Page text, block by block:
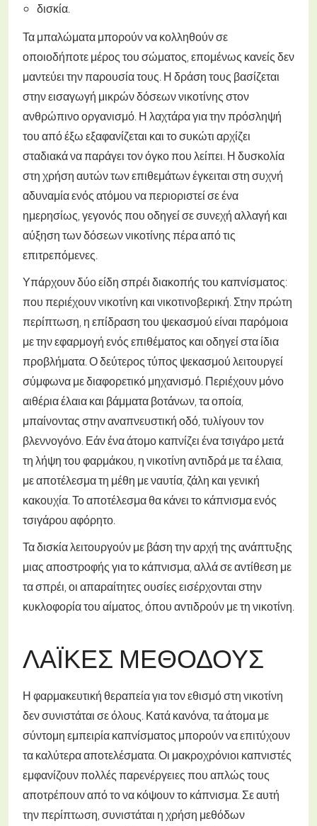
δισκία.
Τα μπαλώματα μπορούν να κολληθούν σε
οποιοδήποτε μέρος του σώματος, επομένως κανείς δεν
μαντεύει την παρουσία τους. Η δράση τους βασίζεται
στην εισαγωγή μικρών δόσεων νικοτίνης στον
ανθρώπινο οργανισμό. Η λαχτάρα για την πρόσληψή
του από έξω εξαφανίζεται και το συκώτι αρχίζει
σταδιακά να παράγει τον όγκο που λείπει. Η δυσκολία
στη χρήση αυτών των επιθεμάτων έγκειται στη συχνή
αδυναμία ενός ατόμου να περιοριστεί σε ένα
ημερησίως, γεγονός που οδηγεί σε συνεχή αλλαγή και
αύξηση των δόσεων νικοτίνης πέρα από τις
επιτρεπόμενες.
Υπάρχουν δύο είδη σπρέι διακοπής του καπνίσματος:
που περιέχουν νικοτίνη και νικοτινοβερική. Στην πρώτη
περίπτωση, η επίδραση του ψεκασμού είναι παρόμοια
με την εφαρμογή ενός επιθέματος και οδηγεί στα ίδια
προβλήματα. Ο δεύτερος τύπος ψεκασμού λειτουργεί
σύμφωνα με διαφορετικό μηχανισμό. Περιέχουν μόνο
αιθέρια έλαια και βάμματα βοτάνων, τα οποία,
μπαίνοντας στην αναπνευστική οδό, τυλίγουν τον
βλεννογόνο. Εάν ένα άτομο καπνίζει ένα τσιγάρο μετά
τη λήψη του φαρμάκου, η νικοτίνη αντιδρά με τα έλαια,
με αποτέλεσμα τη μέθη με ναυτία, ζάλη και γενική
κακουχία. Το αποτέλεσμα θα κάνει το κάπνισμα ενός
τσιγάρου αφόρητο.
Τα δισκία λειτουργούν με βάση την αρχή της ανάπτυξης
μιας αποστροφής για το κάπνισμα, αλλά σε αντίθεση με
τα σπρέι, οι απαραίτητες ουσίες εισέρχονται στην
κυκλοφορία του αίματος, όπου αντιδρούν με τη νικοτίνη.
ΛΑΪΚΈΣ ΜΕΘΌΔΟΥΣ
Η φαρμακευτική θεραπεία για τον εθισμό στη νικοτίνη
δεν συνιστάται σε όλους. Κατά κανόνα, τα άτομα με
σύντομη εμπειρία καπνίσματος μπορούν να επιτύχουν
τα καλύτερα αποτελέσματα. Οι μακροχρόνιοι καπνιστές
εμφανίζουν πολλές παρενέργειες που απλώς τους
αποτρέπουν από το να κόψουν το κάπνισμα. Σε αυτή
την περίπτωση, συνιστάται η χρήση μεθόδων